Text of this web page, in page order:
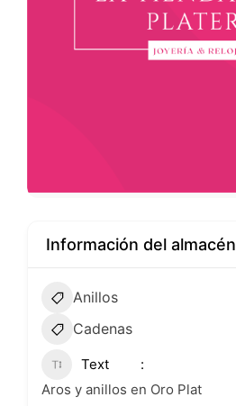
Información del almacén
Anillos
Cadenas
Text
Aros y anillos en Oro Plat